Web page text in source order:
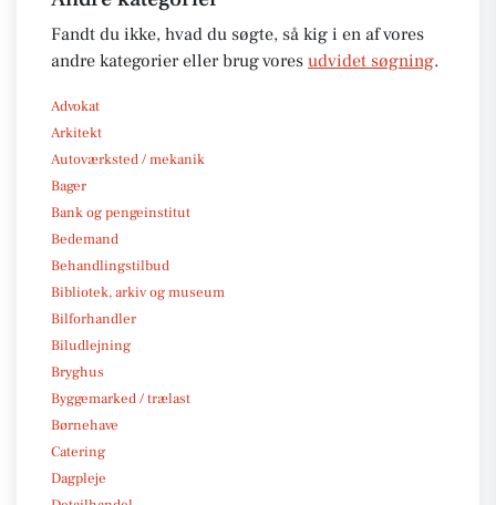
Fandt du ikke, hvad du søgte, så kig i en af vores
andre kategorier eller brug vores udvidet søgning.
Advokat
Arkitekt
Autoværksted / mekanik
Bager
Bank og pengeinstitut
Bedemand
Behandlingstilbud
Bibliotek, arkiv og museum
Bilforhandler
Biludlejning
Bryghus
Byggemarked / trælast
Børnehave
Catering
Dagpleje